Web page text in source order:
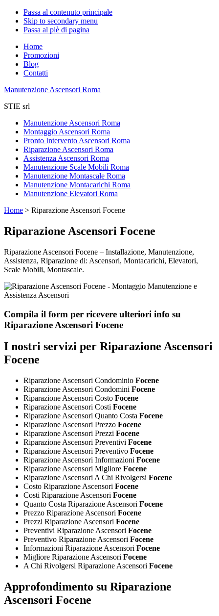
Passa al contenuto principale
Skip to secondary menu
Passa al piè di pagina
Home
Promozioni
Blog
Contatti
Manutenzione Ascensori Roma
STIE srl
Manutenzione Ascensori Roma
Montaggio Ascensori Roma
Pronto Intervento Ascensori Roma
Riparazione Ascensori Roma
Assistenza Ascensori Roma
Manutenzione Scale Mobili Roma
Manutenzione Montascale Roma
Manutenzione Montacarichi Roma
Manutenzione Elevatori Roma
Home > Riparazione Ascensori Focene
Riparazione Ascensori Focene
Riparazione Ascensori Focene – Installazione, Manutenzione,
Assistenza, Riparazione di: Ascensori, Montacarichi, Elevatori,
Scale Mobili, Montascale.
Compila il form per ricevere ulteriori info su
Riparazione Ascensori Focene
I nostri servizi per Riparazione Ascensori
Focene
Riparazione Ascensori Condominio Focene
Riparazione Ascensori Condomini Focene
Riparazione Ascensori Costo Focene
Riparazione Ascensori Costi Focene
Riparazione Ascensori Quanto Costa Focene
Riparazione Ascensori Prezzo Focene
Riparazione Ascensori Prezzi Focene
Riparazione Ascensori Preventivi Focene
Riparazione Ascensori Preventivo Focene
Riparazione Ascensori Informazioni Focene
Riparazione Ascensori Migliore Focene
Riparazione Ascensori A Chi Rivolgersi Focene
Costo Riparazione Ascensori Focene
Costi Riparazione Ascensori Focene
Quanto Costa Riparazione Ascensori Focene
Prezzo Riparazione Ascensori Focene
Prezzi Riparazione Ascensori Focene
Preventivi Riparazione Ascensori Focene
Preventivo Riparazione Ascensori Focene
Informazioni Riparazione Ascensori Focene
Migliore Riparazione Ascensori Focene
A Chi Rivolgersi Riparazione Ascensori Focene
Approfondimento su Riparazione
Ascensori Focene